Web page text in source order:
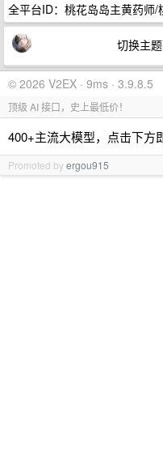
全平台ID：桃花岛岛主黄药师
切换主
© 2026 V2EX · 9ms · 3.9.8.5
顶级 AI 接口，史上最低价！
400+主流大模型，点击下方
Promoted byergou915